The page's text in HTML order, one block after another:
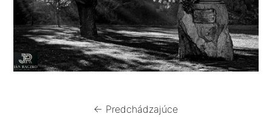
← Predchádzajúce